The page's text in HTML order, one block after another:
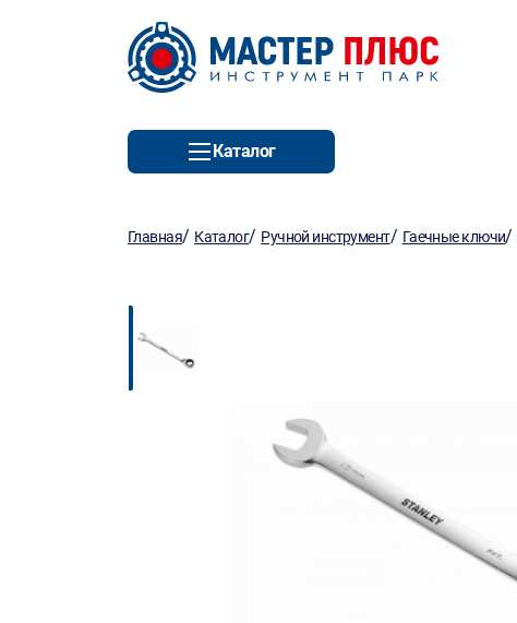
Каталог
Главная/ Каталог/ Ручной инструмент/ Гаечные ключи/